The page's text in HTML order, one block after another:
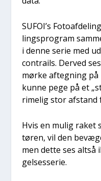
SUFOI’s
lings­pro­gram
i den­ne serie med
con­trails. Der­ved
mør­ke afteg­ning
kun­ne pege på et
rime­lig stor
Hvis en mulig
tø­ren, vil den
men det­te ses
gel­ses­se­rie.